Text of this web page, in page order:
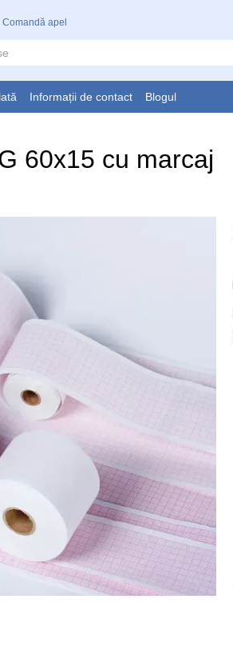
Comandă apel
Informații de contact Blogul
60х15 cu marcaj